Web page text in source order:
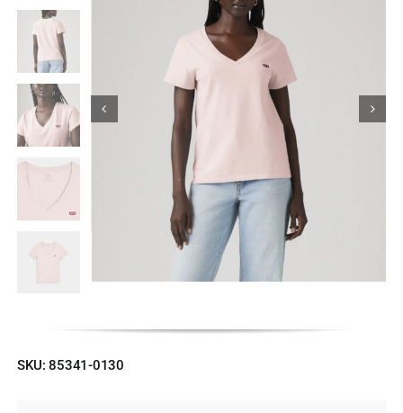
Κορίτσι
Εσώρουχα
Είδη Παρέλασης
Σχετικά με εμάς
Καλάθι
SKU:85341-0130